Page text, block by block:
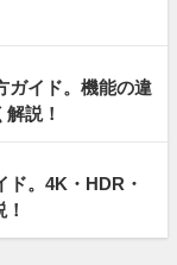
ガイド。機能の違
説！
ド。4K・HDR・